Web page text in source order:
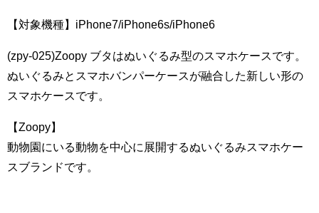
【対象機種】iPhone7/iPhone6s/iPhone6
(zpy-025)Zoopy ブタはぬいぐるみ型のスマホケースです。
ぬいぐるみとスマホバンパーケースが融合した新しい形の
スマホケースです。
【Zoopy】
動物園にいる動物を中心に展開するぬいぐるみスマホケー
スブランドです。